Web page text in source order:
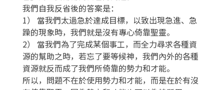
我們自我反省後的答案是：
1） 當我們太過急於達成目標，以致出現急進、急
躁的現象時，我們就是沒有專心倚靠聖靈。
2） 當我們為了完成某個事工，而全力尋求各種資
源的幫助之時，若忘了要等候神，我們內外的各種
資源就反而成了我們所倚靠的勢力和才能。
所以，問題不在於使用勢力和才能，而是在於有沒